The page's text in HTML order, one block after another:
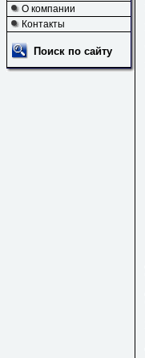
О компании
Контакты
Поиск по сайту